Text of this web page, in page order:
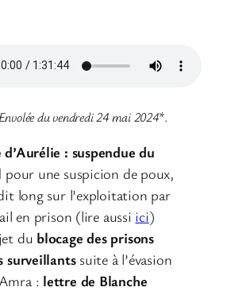
du vendredi 24 mai 2024*.
: suspendue du
pour une suspicion de poux,
long sur l’exploitation par
en prison (lire aussi ici)
du blocage des prisons
surveillantssuite à l’évasion
: lettre de Blanche